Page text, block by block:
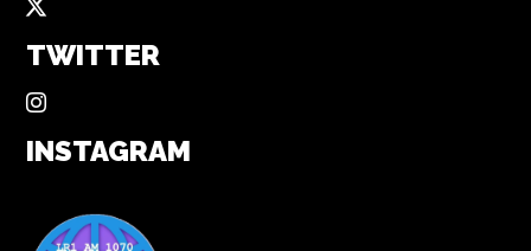
TWITTER
INSTAGRAM